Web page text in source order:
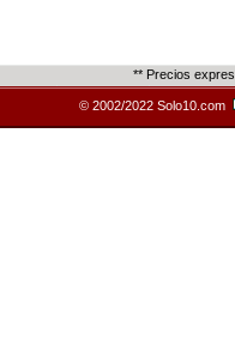
** Precios
© 2002/2022 Solo10.com